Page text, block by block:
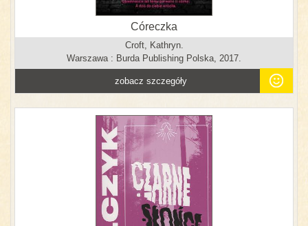
Córeczka
Croft, Kathryn.
Warszawa : Burda Publishing Polska, 2017.
zobacz szczegóły